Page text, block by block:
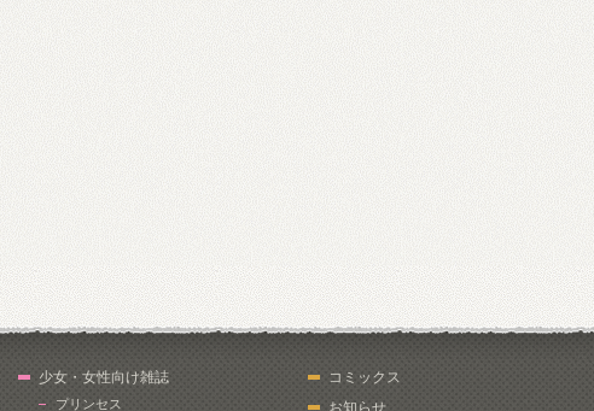
少女・女性向け雑誌
プリンセス
コミックス
お知らせ